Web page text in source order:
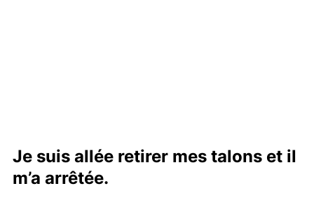
Je suis allée retirer mes talons et il
m’a arrêtée.